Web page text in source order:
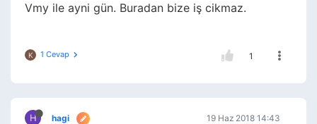
Vmy ile ayni gün. Buradan bize iş cikmaz.
K 1 Cevap 1
H hagi 19 Haz 2018 14:43